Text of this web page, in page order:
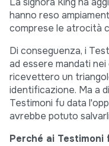
hanno reso
comprese le atrocità
Di conseguenza, i
ad essere mandati
ricevettero un
identificazione. Ma a
Testimoni fu data
avrebbe potuto
Perché ai